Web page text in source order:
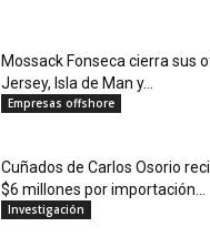
Mossack Fonseca cierra sus
Jersey, Isla de Man y...
Empresas offshore
Cuñados de Carlos Osorio
$6 millones por importación...
Investigación